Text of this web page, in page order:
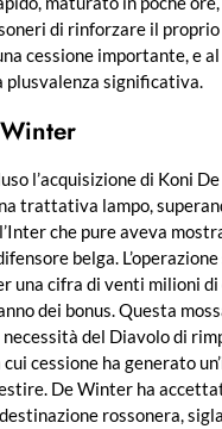
di rinforzare il
cessione importante, e
plusvalenza significativa.
l’acquisizione di Koni
trattativa lampo,
che pure aveva
belga. L’operazione
una cifra di venti milioni di
dei bonus. Questa
del Diavolo di
cessione ha generato
De Winter ha
rossonera,